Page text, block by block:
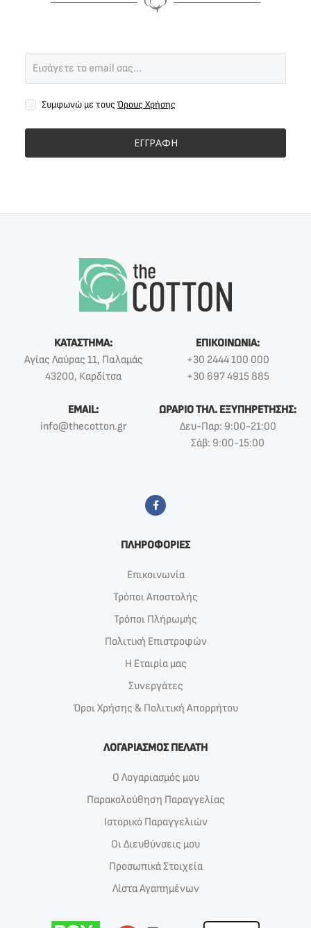
Συμφωνώ με τους Όρους Χρήσης
ΕΓΓΡΑΦΗ
ΚΑΤΑΣΤΗΜΑ:
Αγίας Λαύρας 11, Παλαμάς
43200, Καρδίτσα
ΕΠΙΚΟΙΝΩΝΙΑ:
+30 2444 100 000
+30 697 4915 885
EMAIL:
info@thecotton.gr
ΩΡΑΡΙΟ ΤΗΛ. ΕΞΥΠΗΡΕΤΗΣΗΣ:
Δευ-Παρ: 9:00-21:00
Σάβ: 9:00-15:00
ΠΛΗΡΟΦΟΡΙΕΣ
Επικοινωνία
Τρόποι Αποστολής
Τρόποι Πλήρωμής
Πολιτική Επιστροφών
Η Εταιρία μας
Συνεργάτες
Όροι Χρήσης & Πολιτική Απορρήτου
ΛΟΓΑΡΙΑΣΜΟΣ ΠΕΛΑΤΗ
Ο Λογαριασμός μου
Παρακολούθηση Παραγγελίας
Ιστορικό Παραγγελιών
Οι Διευθύνσεις μου
Προσωπικά Στοιχεία
Λίστα Αγαπημένων